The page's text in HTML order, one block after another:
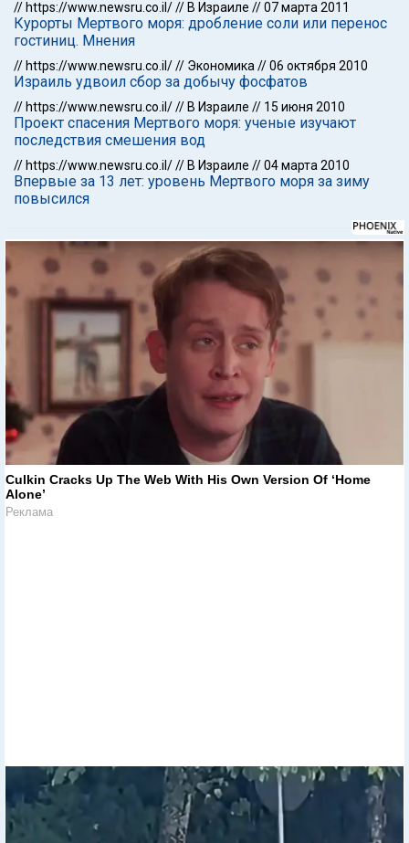
// https://www.newsru.co.il/// В Израиле //07 марта 2011
Курорты Мертвого моря: дробление соли или перенос
гостиниц. Мнения
// https://www.newsru.co.il/// Экономика //06 октября 2010
Израиль удвоил сбор за добычу фосфатов
// https://www.newsru.co.il/// В Израиле // 15 июня 2010
Проект спасения Мертвого моря: ученые изучают
последствия смешения вод
// https://www.newsru.co.il/// В Израиле //04 марта 2010
Впервые за 13 лет: уровень Мертвого моря за зиму
повысился
Culkin Cracks Up The Web With His Own Version Of ‘Home
Alone’
Реклама